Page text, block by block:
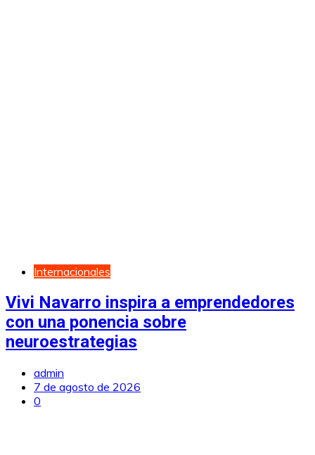
Internacionales
Vivi Navarro inspira a emprendedores
con una ponencia sobre
neuroestrategias
admin
7 de agosto de 2026
0